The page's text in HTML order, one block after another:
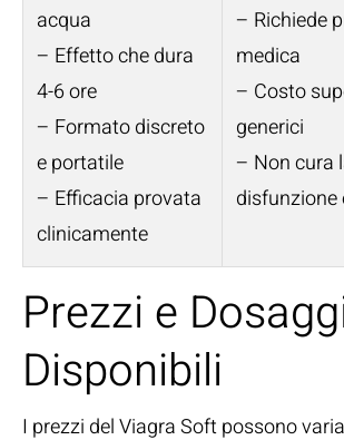
acqua
– Effetto che dura
4-6 ore
– Formato discreto
e portatile
– Efficacia provata
clinicamente
– Richiede
medica
– Costo
generici
– Non cura
disfunzione
Prezzi e
Disponibili
I prezzi del Viagra Soft possono